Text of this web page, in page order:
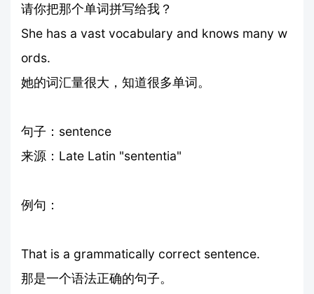
请你把那个单词拼写给我？
She has a vast vocabulary and knows many w
ords.
她的词汇量很大，知道很多单词。
句子：sentence
来源：Late Latin "sententia"
例句：
That is a grammatically correct sentence.
那是一个语法正确的句子。